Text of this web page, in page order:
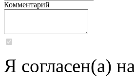
Комментарий
Я согласен(а) на